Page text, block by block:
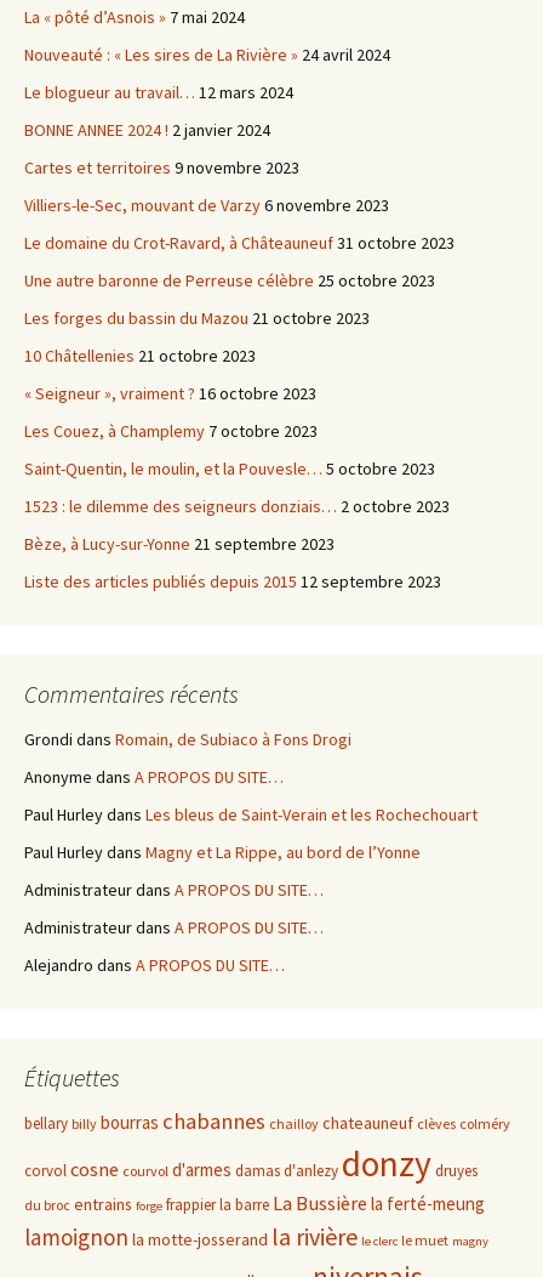
La « pôté d’Asnois » 7 mai 2024
Nouveauté : « Les sires de La Rivière » 24 avril 2024
Le blogueur au travail… 12 mars 2024
BONNE ANNEE 2024 ! 2 janvier 2024
Cartes et territoires 9 novembre 2023
Villiers-le-Sec, mouvant de Varzy6 novembre 2023
Le domaine du Crot-Ravard, à Châteauneuf31 octobre 2023
Une autre baronne de Perreuse célèbre 25 octobre 2023
Les forges du bassin du Mazou 21 octobre 2023
10 Châtellenies 21 octobre 2023
« Seigneur », vraiment ? 16 octobre 2023
Les Couez, à Champlemy 7 octobre 2023
Saint-Quentin, le moulin, et la Pouvesle… 5 octobre 2023
1523 : le dilemme des seigneurs donziais… 2 octobre 2023
Bèze, à Lucy-sur-Yonne 21 septembre 2023
Liste des articles publiés depuis 2015 12 septembre 2023
Commentaires récents
Grondi dans Romain, de Subiaco à Fons Drogi
Anonyme dans A PROPOS DU SITE…
Paul Hurleydans Les bleus de Saint-Verain et les Rochechouart
Paul Hurleydans Magny et La Rippe, au bord de l’Yonne
Administrateurdans A PROPOS DU SITE…
Administrateurdans A PROPOS DU SITE…
Alejandro dans A PROPOS DU SITE…
Étiquettes
bellary billy bourras chabannes chailloy chateauneuf clèves colméry
corvolcosne courvol d'armes damas d'anlezy donzydruyes
du broc entrains forge frappierla barre La Bussière la ferté-meung
lamoignon la motte-josserand la rivière le clerc le muet magny